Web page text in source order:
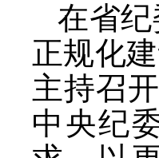
在省
正规化
主持召
中央纪